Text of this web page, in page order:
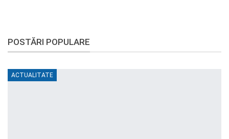
POSTĂRI POPULARE
ACTUALITATE